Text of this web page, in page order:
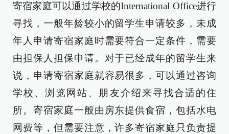
寄宿家庭可以通过学校的International Office进行
寻找，一般年龄较小的留学生申请较多，未成
年人申请寄宿家庭时需要符合一定条件，需要
由担保人担保申请。对于已经成年的留学生来
说，申请寄宿家庭就容易很多，可以通过咨询
学校、浏览网站、朋友介绍来寻找合适的住
所。寄宿家庭一般由房东提供食宿，包括水电
网费等，但需要注意，许多寄宿家庭只负责提